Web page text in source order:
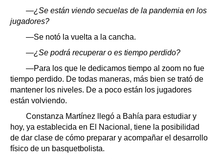
—¿Se están viendo secuelas de la pandemia en los
jugadores?
—Se notó la vuelta a la cancha.
—¿Se podrá recuperar o es tiempo perdido?
—Para los que le dedicamos tiempo al zoom no fue
tiempo perdido. De todas maneras, más bien se trató de
mantener los niveles. De a poco están los jugadores
están volviendo.
Constanza Martínez llegó a Bahía para estudiar y
hoy, ya establecida en El Nacional, tiene la posibilidad
de dar clase de cómo preparar y acompañar el desarrollo
físico de un basquetbolista.